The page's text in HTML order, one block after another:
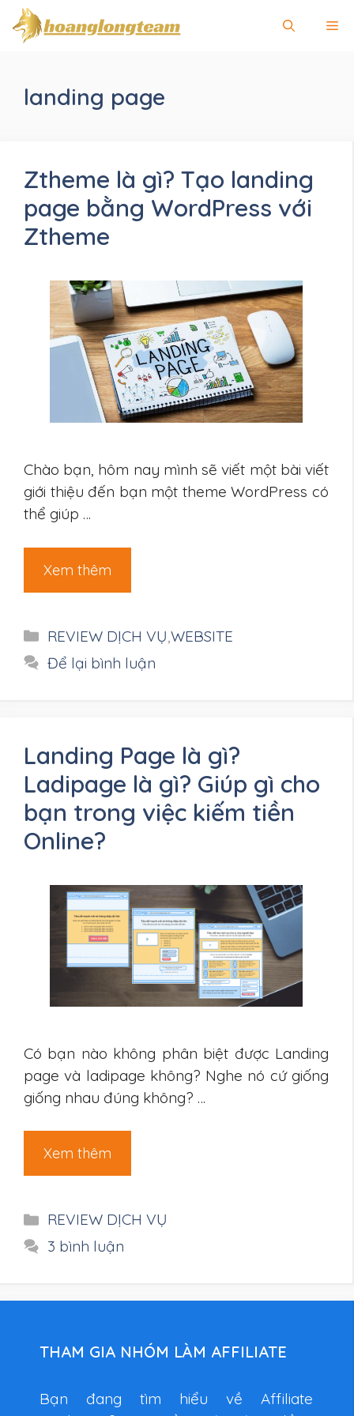
Chuyển
đến
landing page
Ztheme là gì? Tạo landing
page bằng WordPress với
Ztheme
Chào bạn, hôm nay mình sẽ viết một bài viết
giới thiệu đến bạn một theme WordPress có
thể giúp …
Xem thêm
Danh
mục
REVIEW DỊCH VỤ ,WEBSITE
Để lại bình luận
Landing Page là gì?
Ladipage là gì? Giúp gì cho
bạn trong việc kiếm tiền
Online?
Có bạn nào không phân biệt được Landing
page và ladipage không? Nghe nó cứ giống
giống nhau đúng không? …
Xem thêm
Danh
mục
REVIEW DỊCH VỤ
3 bình luận
THAM GIA NHÓM LÀM AFFILIATE
Bạn đang tìm hiểu về Affiliate